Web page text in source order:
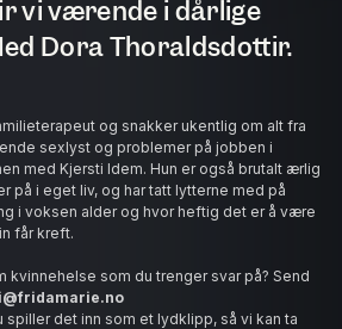
vi værende i dårlige
Dora Thoraldsdottir.
og snakker ukentlig om alt fra
sexlyst og problemer på jobben i
med Kjersti Idem. Hun er også brutalt ærlig
på i eget liv, og har tatt lytterne med på
i voksen alder og hvor heftig det er å være
får kreft.
kvinnehelse som du trenger svar på? Send
spiller det inn som et lydklipp, så vi kan ta